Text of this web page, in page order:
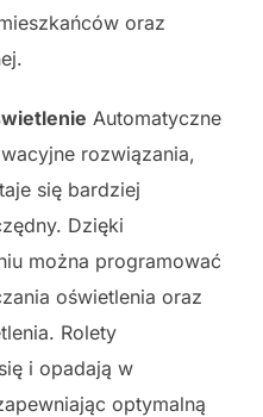
oraz
Automatyczne
rozwiązania,
się bardziej
Dzięki
można programować
oświetlenia oraz
Rolety
i opadają w
optymalną